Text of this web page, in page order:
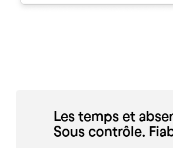
Les temps et
Sous contrôle.